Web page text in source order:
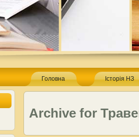
Головна Історія НЗ
Archive for